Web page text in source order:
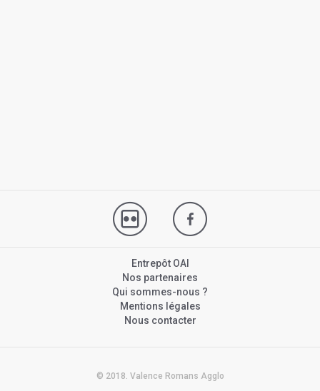
Entrepôt OAI
Nos partenaires
Qui sommes-nous ?
Mentions légales
Nous contacter
© 2018. Valence Romans Agglo